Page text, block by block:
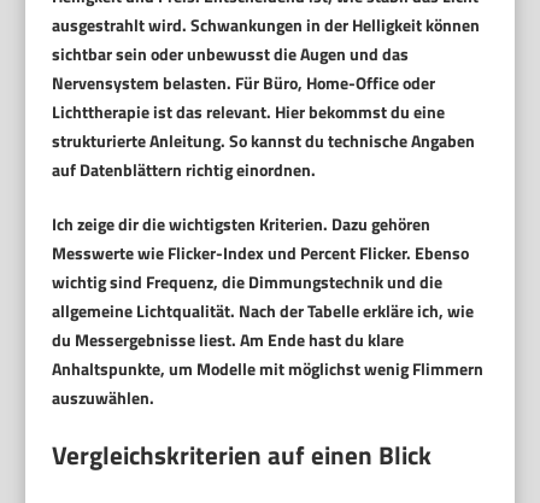
ausgestrahlt wird. Schwankungen in der Helligkeit können
sichtbar sein oder unbewusst die Augen und das
Nervensystem belasten. Für Büro, Home-Office oder
Lichttherapie ist das relevant. Hier bekommst du eine
strukturierte Anleitung. So kannst du technische Angaben
auf Datenblättern richtig einordnen.
Ich zeige dir die wichtigsten Kriterien. Dazu gehören
Messwerte wieFlicker-Indexund Percent Flicker. Ebenso
wichtig sind Frequenz, die Dimmungstechnik und die
allgemeine Lichtqualität. Nach der Tabelle erkläre ich, wie
du Messergebnisse liest. Am Ende hast du klare
Anhaltspunkte, um Modelle mit möglichst wenig Flimmern
auszuwählen.
Vergleichskriterien auf einen Blick